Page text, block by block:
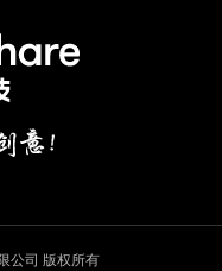
公司 版权所有